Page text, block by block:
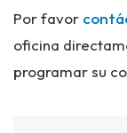
Por favor
oficina
programar su